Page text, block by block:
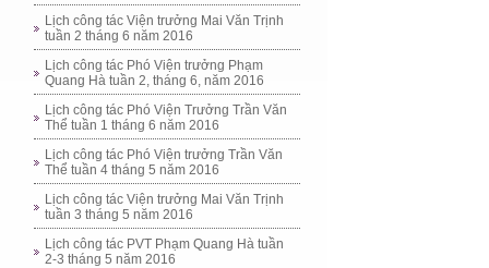
Lịch công tác Viện trưởng Mai Văn Trịnh
tuần 2 tháng 6 năm 2016
Lịch công tác Phó Viện trưởng Phạm
Quang Hà tuần 2, tháng 6, năm 2016
Lịch công tác Phó Viện Trưởng Trần Văn
Thể tuần 1 tháng 6 năm 2016
Lịch công tác Phó Viện trưởng Trần Văn
Thể tuần 4 tháng 5 năm 2016
Lịch công tác Viện trưởng Mai Văn Trịnh
tuần 3 tháng 5 năm 2016
Lịch công tác PVT Phạm Quang Hà tuần
2-3 tháng 5 năm 2016